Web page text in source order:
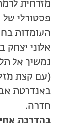
מזרחית
פסטורלי
העומדות
אלוני יצחק
(עם קצת
באנדרטת
חדרה.
בהדרכת